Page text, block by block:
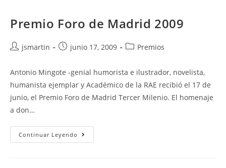
Premio Foro de Madrid 2009
Autor
la
entrada:
jsmartin
Publicación
la
entrada:
junio 17, 2009
Categoría
entrada:
Premios
Antonio Mingote -genial humorista e ilustrador, novelista,
humanista ejemplar y Académico de la RAE recibió el 17 de
junio, el Premio Foro de Madrid Tercer Milenio. El homenaje
a don…
Continuar Leyendo Premio
Foro